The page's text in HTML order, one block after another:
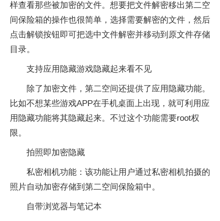
样查看那些被加密的文件。想要把文件解密移出第二空
间保险箱的操作也很简单，选择需要解密的文件，然后
点击解锁按钮即可把选中文件解密并移动到原文件存储
目录。
支持应用隐藏游戏隐藏起来看不见
除了加密文件，第二空间还提供了应用隐藏功能。
比如不想某些游戏APP在手机桌面上出现，就可利用应
用隐藏功能将其隐藏起来。不过这个功能需要root权
限。
拍照即加密隐藏
私密相机功能：该功能让用户通过私密相机拍摄的
照片自动加密存储到第二空间保险箱中。
自带浏览器与笔记本